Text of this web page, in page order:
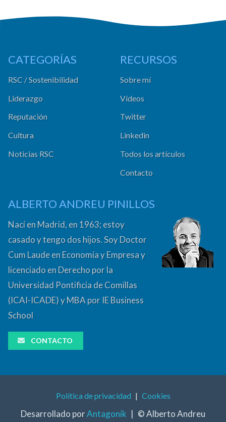
CATEGORÍAS
RSC / Sostenibilidad
Liderazgo
Reputación
Cultura
Noticias RSC
RECURSOS
Sobre mí
Vídeos
Twitter
Linkedin
Todos los artículos
Contacto
ALBERTO ANDREU PINILLOS
Nací en Madrid, en 1963; estoy
casado y tengo dos hijos. Soy Doctor
Cum Laude en Economía y Empresa y
licenciado en Derecho por la
Universidad Pontificia de Comillas
(ICAI-ICADE) y MBA por IE Business
School
CONTACTO
Política de privacidad | Cookies
Desarrollado porAntagonik | © Alberto Andreu